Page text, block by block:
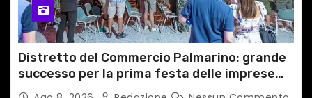
Distretto del Commercio Palmarino: grande
successo per la prima festa delle imprese
del territorio